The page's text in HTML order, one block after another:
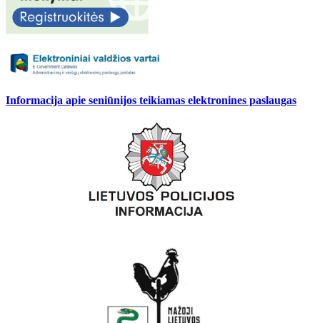
Informacija apie seniūnijos teikiamas elektronines paslaugas